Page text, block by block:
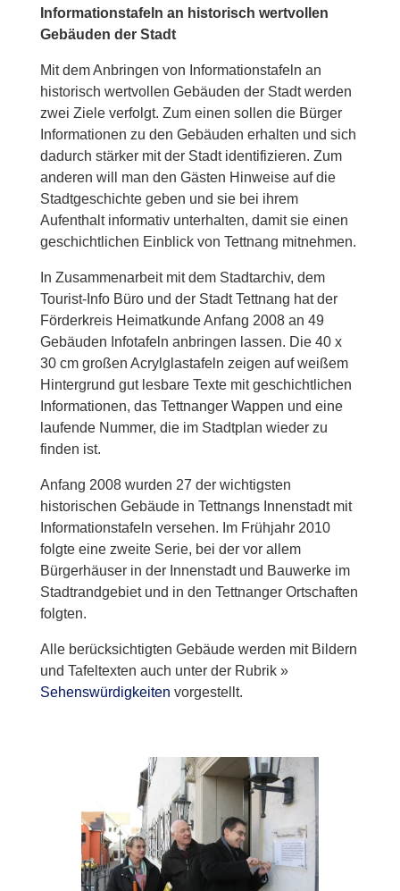
Informationstafeln an historisch wertvollen
Gebäuden der Stadt
Mit dem Anbringen von Informationstafeln an
historisch wertvollen Gebäuden der Stadt werden
zwei Ziele verfolgt. Zum einen sollen die Bürger
Informationen zu den Gebäuden erhalten und sich
dadurch stärker mit der Stadt identifizieren. Zum
anderen will man den Gästen Hinweise auf die
Stadtgeschichte geben und sie bei ihrem
Aufenthalt informativ unterhalten, damit sie einen
geschichtlichen Einblick von Tettnang mitnehmen.
In Zusammenarbeit mit dem Stadtarchiv, dem
Tourist-Info Büro und der Stadt Tettnang hat der
Förderkreis Heimatkunde Anfang 2008 an 49
Gebäuden Infotafeln anbringen lassen. Die 40 x
30 cm großen Acrylglastafeln zeigen auf weißem
Hintergrund gut lesbare Texte mit geschichtlichen
Informationen, das Tettnanger Wappen und eine
laufende Nummer, die im Stadtplan wieder zu
finden ist.
Anfang 2008 wurden 27 der wichtigsten
historischen Gebäude in Tettnangs Innenstadt mit
Informationstafeln versehen. Im Frühjahr 2010
folgte eine zweite Serie, bei der vor allem
Bürgerhäuser in der Innenstadt und Bauwerke im
Stadtrandgebiet und in den Tettnanger Ortschaften
folgten.
Alle berücksichtigten Gebäude werden mit Bildern
und Tafeltexten auch unter der Rubrik »
Sehenswürdigkeiten vorgestellt.